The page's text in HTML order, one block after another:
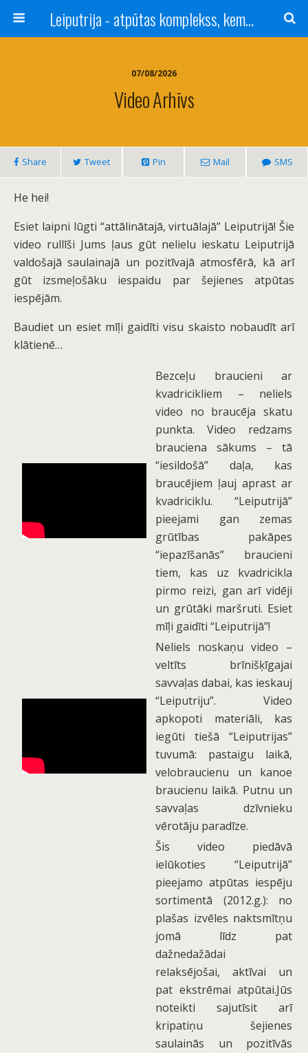
Leiputrija - atpūtas komplekss, kempings, viesu nams pie Rīgas / Camping, caravan site, bed and breakfast near Riga / Camping, caravanas, bungalows Letonia / Campingplatz, Caravanpark, Zimmer in Lettland / Kемпинг и гостевой дом к Риги
07/08/2026
Video Arhīvs
Share Tweet Pin Mail SMS
He hei!
Esiet laipni lūgti “attālinātajā, virtuālajā” Leiputrijā! Šie
video rullīši Jums ļaus gūt nelielu ieskatu Leiputrijā
valdošajā saulainajā un pozitīvajā atmosfērā, kā arī
gūt izsmeļošāku iespaidu par šejienes atpūtas
iespējām.
Baudiet un esiet mīļi gaidīti visu skaisto nobaudīt arī
klātienē…
Bezceļu braucieni ar
kvadricikliem – neliels
video no braucēja skatu
punkta. Video redzams
brauciena sākums – tā
“iesildošā” daļa, kas
braucējiem ļauj aprast ar
kvadriciklu. “Leiputrijā”
pieejami gan zemas
grūtības pakāpes
“iepazīšanās” braucieni
tiem, kas uz kvadricikla
pirmo reizi, gan arī vidēji
un grūtāki maršruti. Esiet
mīļi gaidīti “Leiputrijā”!
Neliels noskaņu video –
veltīts brīnišķīgajai
savvaļas dabai, kas ieskauj
“Leiputriju”. Video
apkopoti materiāli, kas
iegūti tiešā “Leiputrijas”
tuvumā: pastaigu laikā,
velobraucienu un kanoe
braucienu laikā. Putnu un
savvaļas dzīvnieku
vērotāju paradīze.
Šis video piedāvā
ielūkoties “Leiputrijā”
pieejamo atpūtas iespēju
sortimentā (2012.g.): no
plašas izvēles naktsmītņu
jomā līdz pat
dažnedažādai
relaksējošai, aktīvai un
pat ekstrēmai atpūtai.Jūs
noteikti sajutīsit arī
kripatiņu šejienes
saulainās un pozitīvās